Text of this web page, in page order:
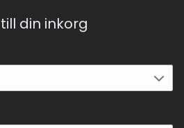
din inkorg